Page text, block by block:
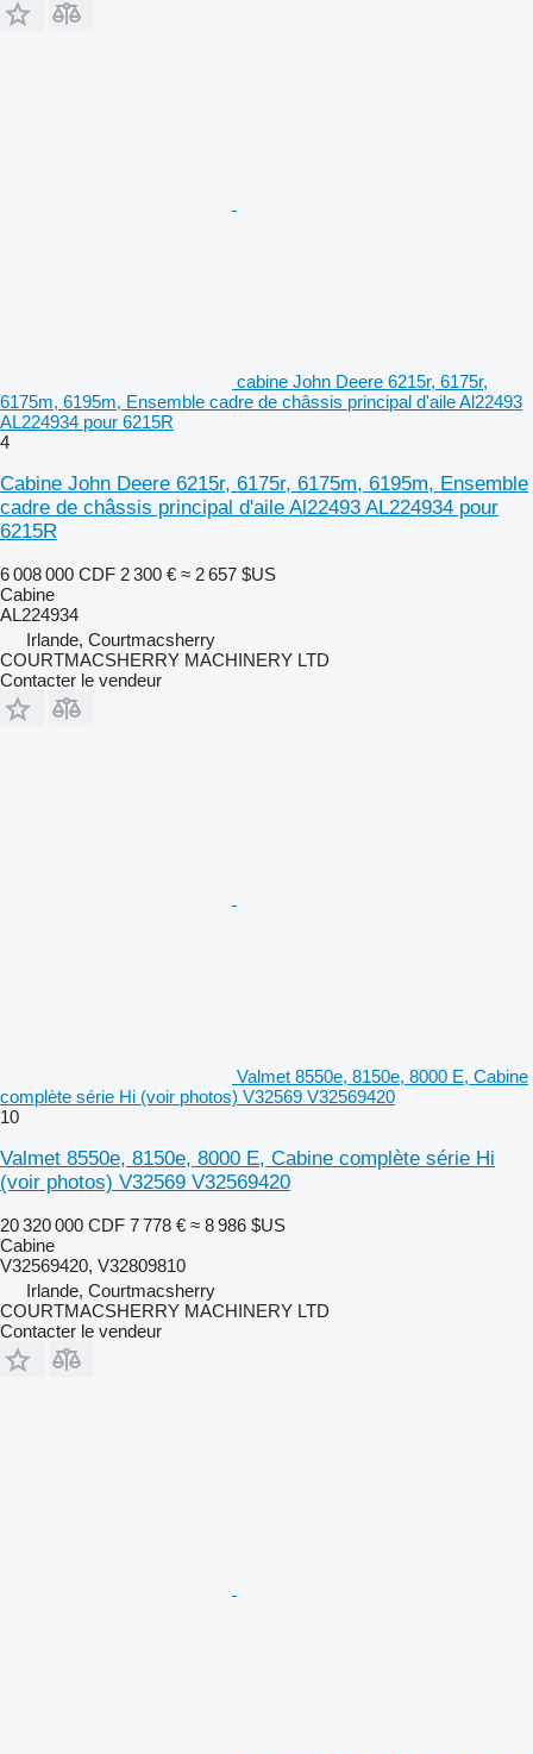
cabine John Deere 6215r, 6175r,
6175m, 6195m, Ensemble cadre de châssis principal d'aile Al22493
AL224934 pour 6215R
4
Cabine John Deere 6215r, 6175r, 6175m, 6195m, Ensemble
cadre de châssis principal d'aile Al22493 AL224934 pour
6215R
6 008 000 CDF 2 300 € ≈ 2 657 $US
Cabine
AL224934
Irlande, Courtmacsherry
COURTMACSHERRY MACHINERY LTD
Contacter le vendeur
Valmet 8550e, 8150e, 8000 E, Cabine
complète série Hi (voir photos) V32569 V32569420
10
Valmet 8550e, 8150e, 8000 E, Cabine complète série Hi
(voir photos) V32569 V32569420
20 320 000 CDF 7 778 € ≈ 8 986 $US
Cabine
V32569420, V32809810
Irlande, Courtmacsherry
COURTMACSHERRY MACHINERY LTD
Contacter le vendeur